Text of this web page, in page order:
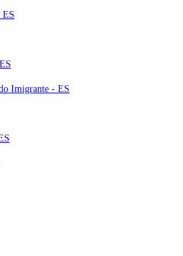
ES
Imigrante - ES